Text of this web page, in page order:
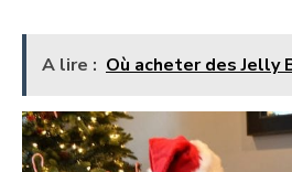
A lire : Où acheter des Jelly